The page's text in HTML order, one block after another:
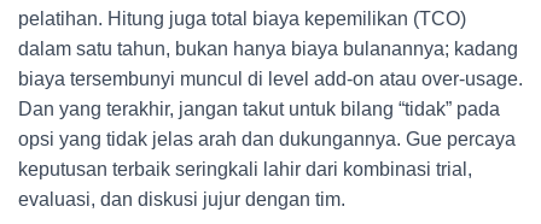
pelatihan. Hitung juga total biaya kepemilikan (TCO)
dalam satu tahun, bukan hanya biaya bulanannya; kadang
biaya tersembunyi muncul di level add-on atau over-usage.
Dan yang terakhir, jangan takut untuk bilang “tidak” pada
opsi yang tidak jelas arah dan dukungannya. Gue percaya
keputusan terbaik seringkali lahir dari kombinasi trial,
evaluasi, dan diskusi jujur dengan tim.